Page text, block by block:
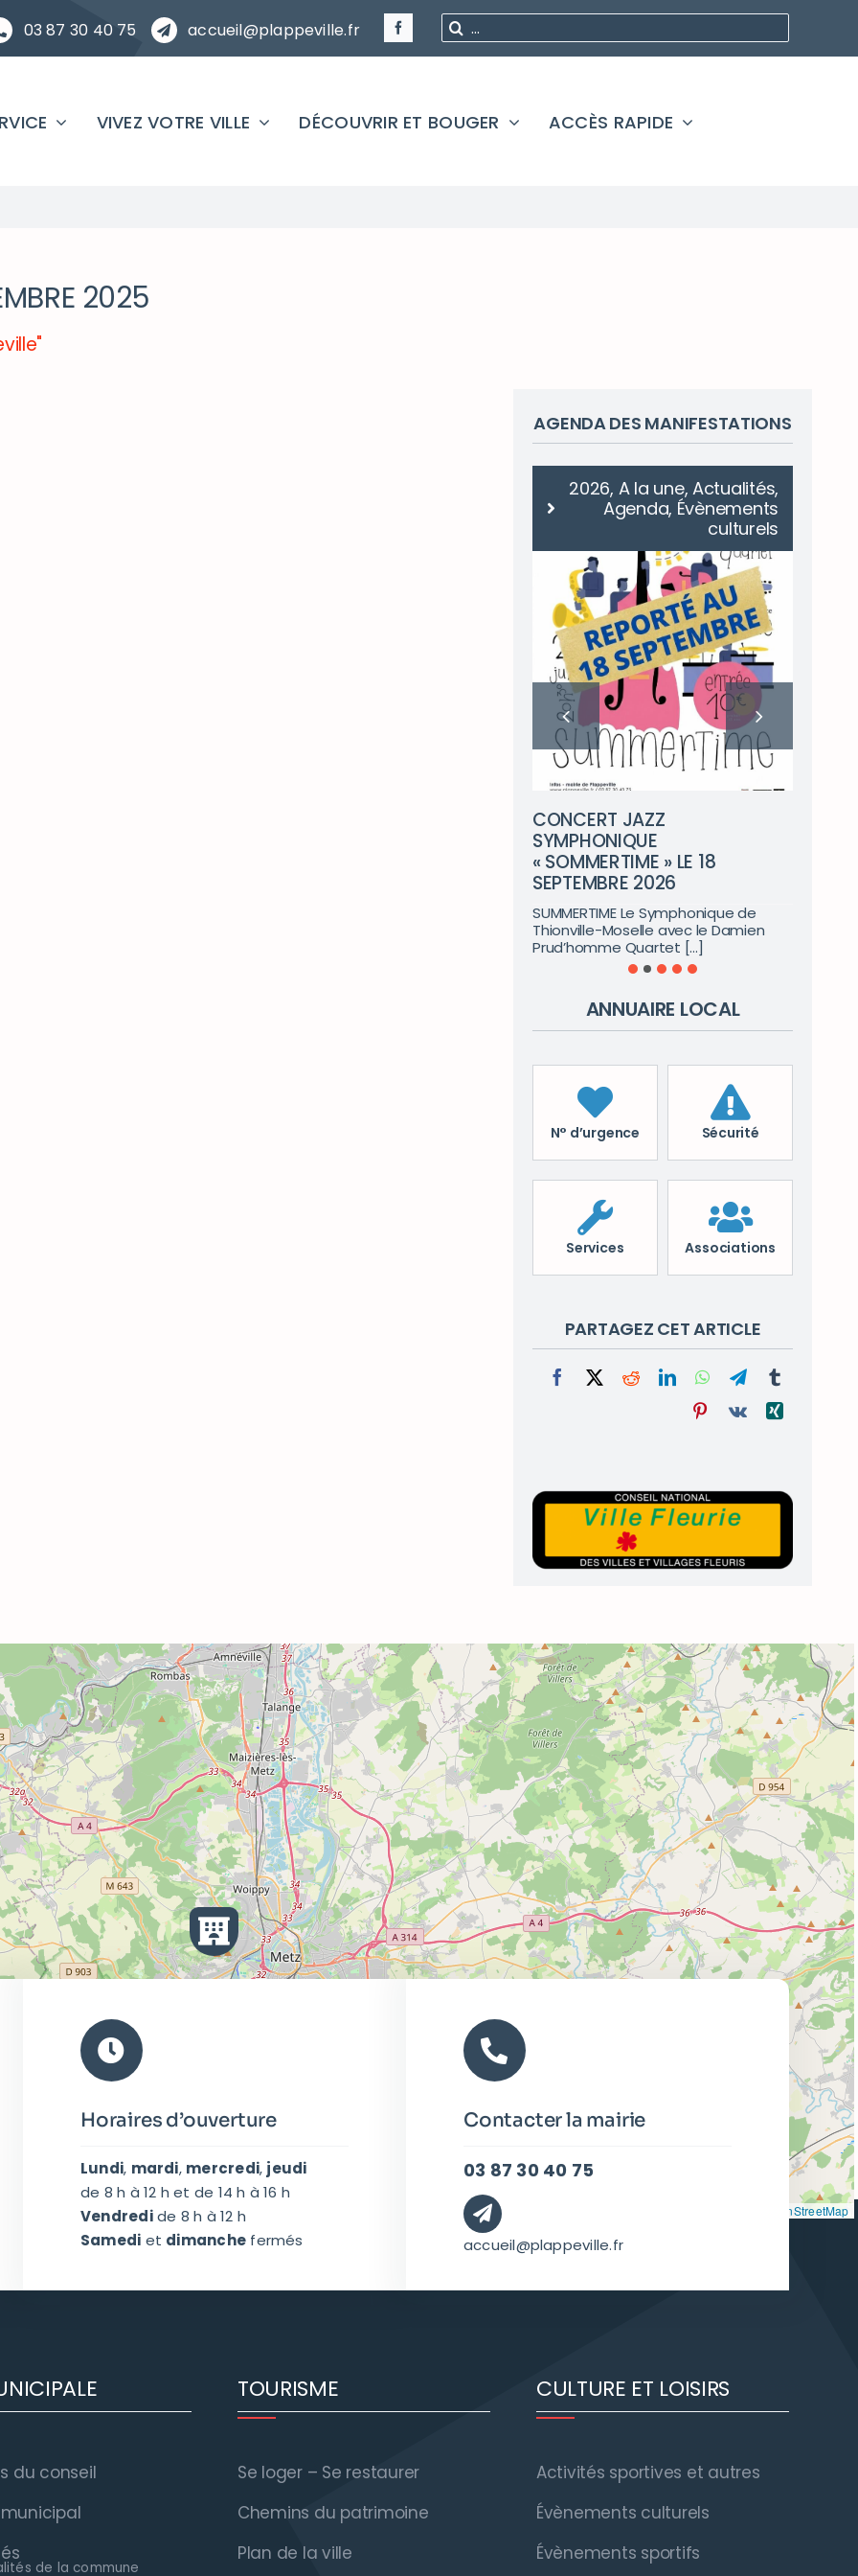
03 87 30 40 75 accueil@plappeville.fr
Rechercher
:
VIVEZ VOTRE VILLE DÉCOUVRIR ET BOUGER ACCÈS RAPIDE
2025
AGENDA DES MANIFESTATIONS
2026, A la une, Actualités,
Agenda, Évènements
culturels
CONCERT JAZZ
SYMPHONIQUE
« SOMMERTIME » LE 18
SEPTEMBRE 2026
SUMMERTIME Le Symphonique de
Thionville-Moselle avec le Damien
Prud’homme Quartet [...]
ANNUAIRE LOCAL
N° d’urgence Sécurité
Services Associations
PARTAGEZ CET ARTICLE
OpenStreetMap
Horaires d’ouverture
Lundi, mardi, mercredi, jeudi
de 8 h à 12 h et de 14 h à 16 h
Vendredide 8 h à 12 h
Samedi et dimanche fermés
Contacter la mairie
03 87 30 40 75
accueil@plappeville.fr
du conseil
de la commune
TOURISME
Se loger – Se restaurer
Chemins du patrimoine
Plan de la ville
CULTURE ET LOISIRS
Activités sportives et autres
Évènements culturels
Évènements sportifs